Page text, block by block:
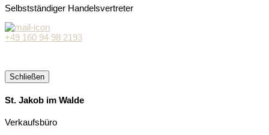
Selbstständiger Handelsvertreter
+49 160 94 98 2193
Schließen
St. Jakob im Walde
Verkaufsbüro